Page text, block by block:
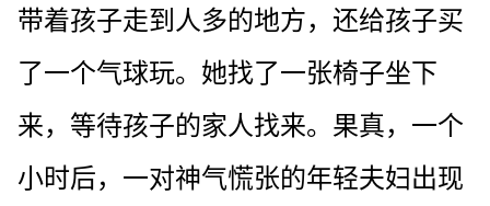
带着孩子走到人多的地方，还给孩子买
了一个气球玩。她找了一张椅子坐下
来，等待孩子的家人找来。果真，一个
小时后，一对神气慌张的年轻夫妇出现